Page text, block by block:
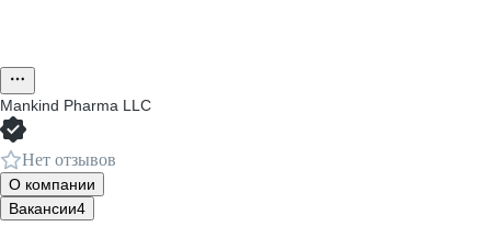
Mankind Pharma LLC
Нет отзывов
О компании
Вакансии4